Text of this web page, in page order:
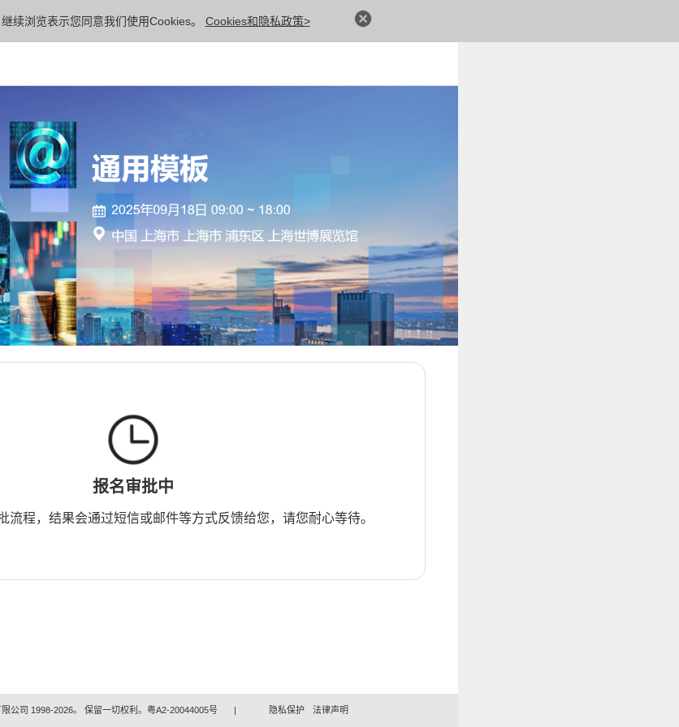
续浏览表示您同意我们使用Cookies。 Cookies和隐私政策>
报名审批中
流程，结果会通过短信或邮件等方式反馈给您，请您耐心等待。
公司 1998-2026。 保留一切权利。粤A2-20044005号 | 隐私保护 法律声明